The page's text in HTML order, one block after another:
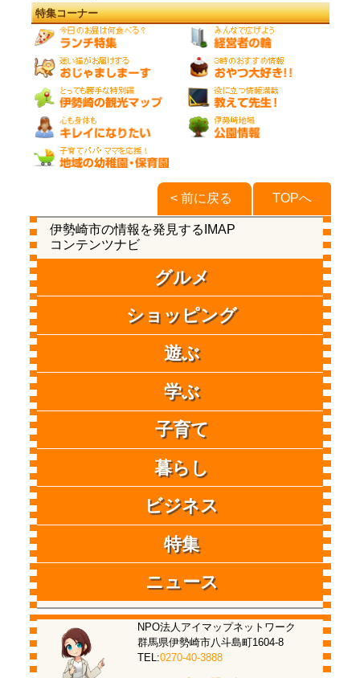
特集コーナー
TOPへ
< 前に戻る
伊勢崎市の情報を発見するIMAP
コンテンツナビ
グルメ
ショッピング
遊ぶ
学ぶ
子育て
暮らし
ビジネス
特集
ニュース
NPO法人アイマップネットワーク
群馬県伊勢崎市八斗島町1604-8
TEL:0270-40-3888